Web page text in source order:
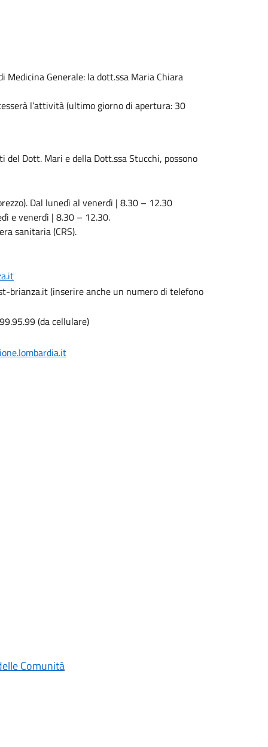
Generale: la dott.ssa Maria Chiara
l’attività (ultimo giorno di apertura: 30
Dott. Mari e della Dott.ssa Stucchi, possono
Dal lunedì al venerdì | 8.30 – 12.30
e venerdì | 8.30 – 12.30.
sanitaria (CRS).
brianza.it (inserire anche un numero di telefono
(da cellulare)
Comunità